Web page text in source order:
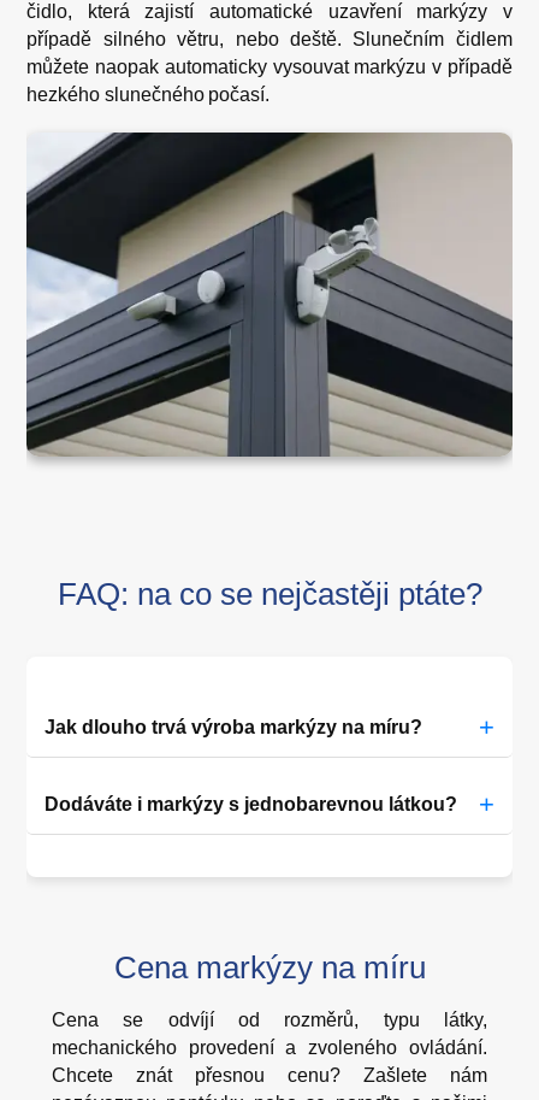
čidlo, která zajistí automatické uzavření markýzy v
případě silného větru, nebo deště. Slunečním čidlem
můžete naopak automaticky vysouvat markýzu v případě
hezkého slunečného počasí.
FAQ: na co se nejčastěji ptáte?
Jak dlouho trvá výroba markýzy na míru? +
Dodáváte i markýzy s jednobarevnou látkou? +
Cena markýzy na míru
Cena se odvíjí od rozměrů, typu látky,
mechanického provedení a zvoleného ovládání.
Chcete znát přesnou cenu? Zašlete nám